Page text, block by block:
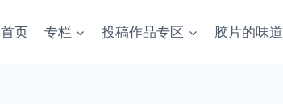
首页 专栏 投稿作品专区 胶片的味道